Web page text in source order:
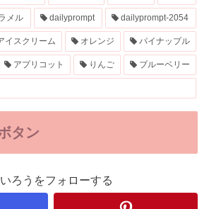
メル dailyprompt dailyprompt-2054
イスクリーム オレンジ パイナップル
アプリコット りんご ブルーベリー
タン
ろうをフォローする